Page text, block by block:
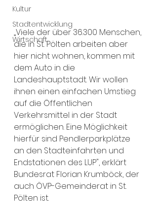
Kultur
Stadtentwicklung
Wirtschaft
„Viele der über 36.300 Menschen,
die in St. Pölten arbeiten aber
hier nicht wohnen, kommen mit
dem Auto in die
Landeshauptstadt. Wir wollen
ihnen einen einfachen Umstieg
auf die Öffentlichen
Verkehrsmittel in der Stadt
ermöglichen. Eine Möglichkeit
hierfür sind Pendlerparkplätze
an den Stadteinfahrten und
Endstationen des LUP", erklärt
Bundesrat Florian Krumböck, der
auch ÖVP-Gemeinderat in St.
Pölten ist.